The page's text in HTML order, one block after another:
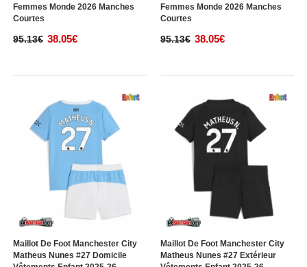
Femmes Monde 2026 Manches
Courtes
95.13€ 38.05€
Femmes Monde 2026 Manches
Courtes
95.13€ 38.05€
Maillot De Foot Manchester City
Matheus Nunes #27 Domicile
Maillot De Foot Manchester City
Matheus Nunes #27 Extérieur